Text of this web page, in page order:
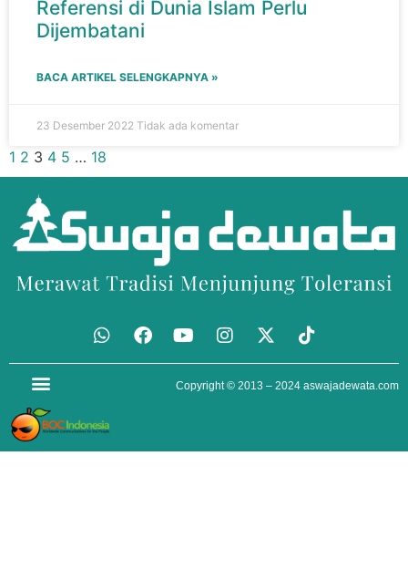
Referensi di Dunia Islam Perlu
Dijembatani
BACA ARTIKEL SELENGKAPNYA »
23 Desember 2022 Tidak ada komentar
1 2 3 4 5 … 18
Copyright © 2013 – 2024 aswajadewata.com